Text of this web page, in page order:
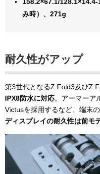
158.2×67.1/128.1×14.4-
み時）、271g
耐久性がアップ
第3世代となるZ Fold3及びZ
IPX8防水に対応。アーマーア
Victusを採用するなど、端末
ディスプレイの耐久性は前モ